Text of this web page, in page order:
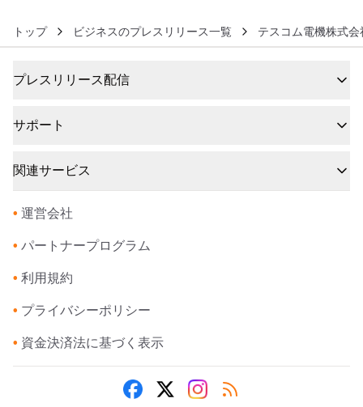
トップ ビジネスのプレスリリース一覧 テスコム電機株式会
プレスリリース配信
サポート
関連サービス
• 運営会社
• パートナープログラム
• 利用規約
• プライバシーポリシー
• 資金決済法に基づく表示